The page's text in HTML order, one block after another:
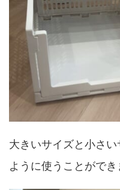
大きいサイズと小さ
ように使うことができ